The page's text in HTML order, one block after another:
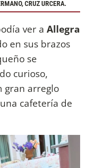
CRUZ URCERA.
ver a Allegra
en sus brazos
se
curioso,
gran arreglo
cafetería de